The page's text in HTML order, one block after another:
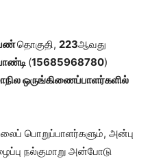
தொகுதி, 223ஆவது
(15685968780)
ஒருங்கிணைப்பாளர்களில்
பொறுப்பாளர்களும், அன்பு
நல்குமாறு அன்போடு